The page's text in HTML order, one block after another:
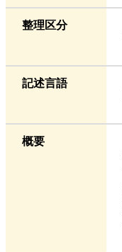
整理区分
記述言語
概要